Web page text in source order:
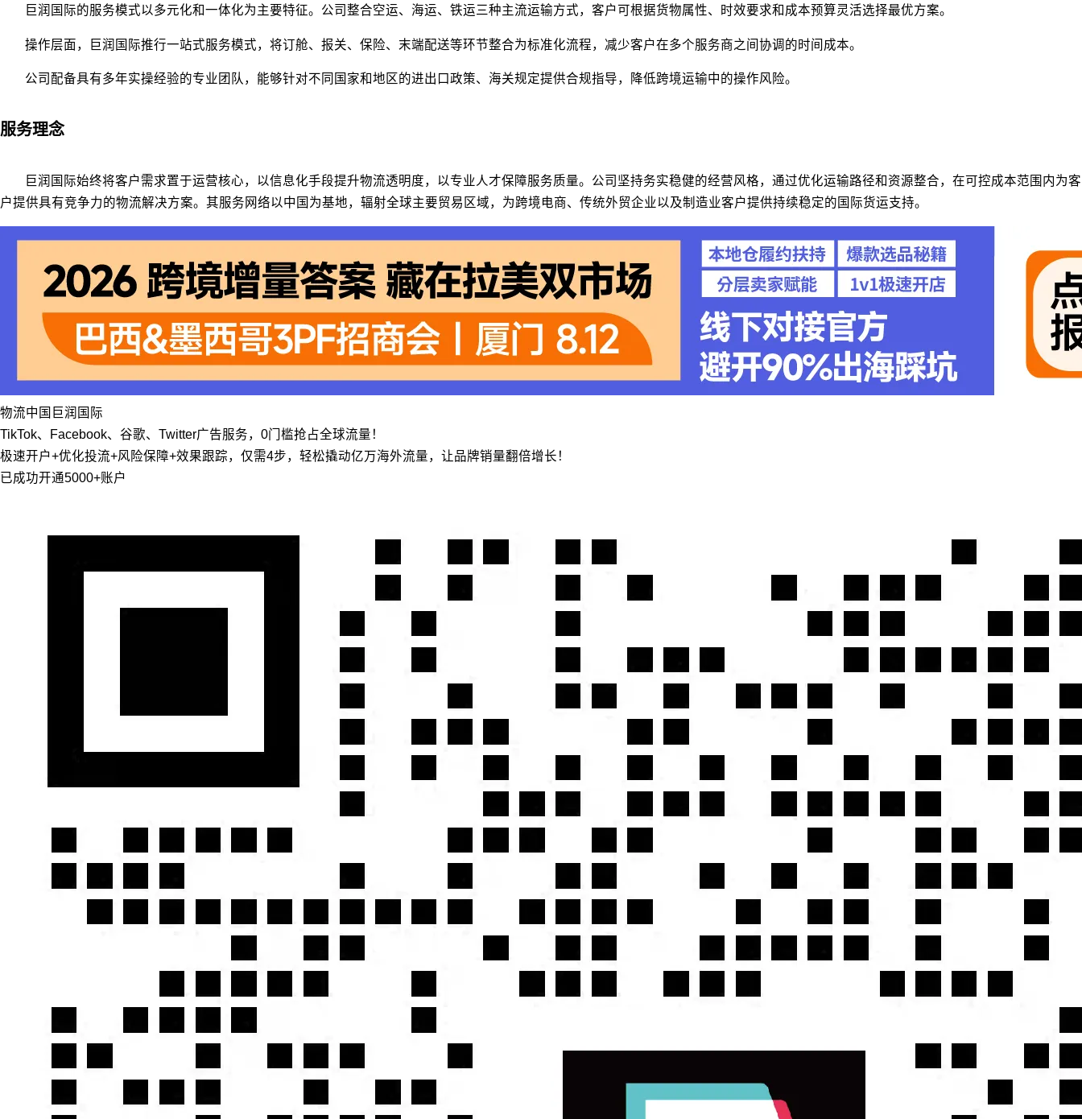
巨润国际的服务模式以多元化和一体化为主要特征。公司整合空运、海运、铁运三种主流运输方式，客户可根据货物属性、时效要求和成本预算灵活选择最优方案。
操作层面，巨润国际推行一站式服务模式，将订舱、报关、保险、末端配送等环节整合为标准化流程，减少客户在多个服务商之间协调的时间成本。
公司配备具有多年实操经验的专业团队，能够针对不同国家和地区的进出口政策、海关规定提供合规指导，降低跨境运输中的操作风险。
服务理念
巨润国际始终将客户需求置于运营核心，以信息化手段提升物流透明度，以专业人才保障服务质量。公司坚持务实稳健的经营风格，通过优化运输路径和资源整合，在可控成本范围内为客
户提供具有竞争力的物流解决方案。其服务网络以中国为基地，辐射全球主要贸易区域，为跨境电商、传统外贸企业以及制造业客户提供持续稳定的国际货运支持。
物流中国 巨润国际
TikTok、Facebook、谷歌、Twitter广告服务，0门槛抢占全球流量！
极速开户+优化投流+风险保障+效果跟踪，仅需4步，轻松撬动亿万海外流量，让品牌销量翻倍增长！
已成功开通5000+账户